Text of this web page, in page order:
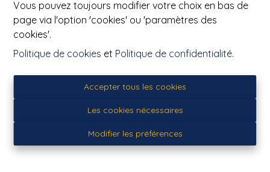
Vous pouvez toujours modifier votre choix en bas de
page via l'option 'cookies' ou 'paramètres des
cookies'.
Politique de cookies et Politique de confidentialité.
Accepter tous les cookies
Les cookies nécessaires
Modifier les préférences
PICQ Immobilier
Avenue de Maire 23 Bis
Tél: 069/ 21.50.17
Fax: 069 / 866.998
E-mail: info@picq.be
Le numéro d’entreprise (Banque-Carrefour des
Entreprises) BE : 0454128561